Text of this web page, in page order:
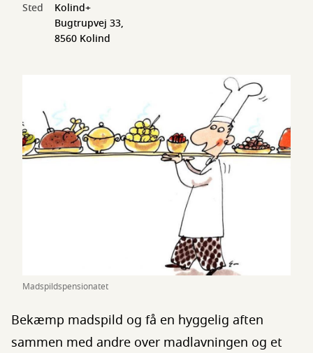
Madspildspensionatet
Sted
Kolind+
Bugtrupvej 33,
8560 Kolind
Bekæmp madspild og få en hyggelig aften
sammen med andre over madlavningen og et